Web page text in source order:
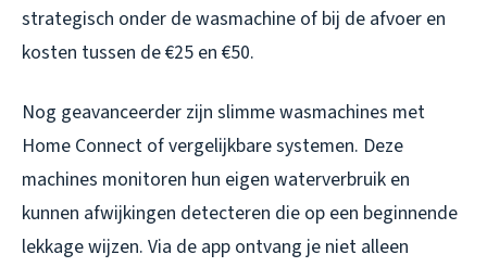
strategisch onder de wasmachine of bij de afvoer en
kosten tussen de €25 en €50.
Nog geavanceerder zijn slimme wasmachines met
Home Connect of vergelijkbare systemen. Deze
machines monitoren hun eigen waterverbruik en
kunnen afwijkingen detecteren die op een beginnende
lekkage wijzen. Via de app ontvang je niet alleen